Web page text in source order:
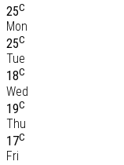
25C
Mon
25C
Tue
18C
Wed
19C
Thu
17C
Fri